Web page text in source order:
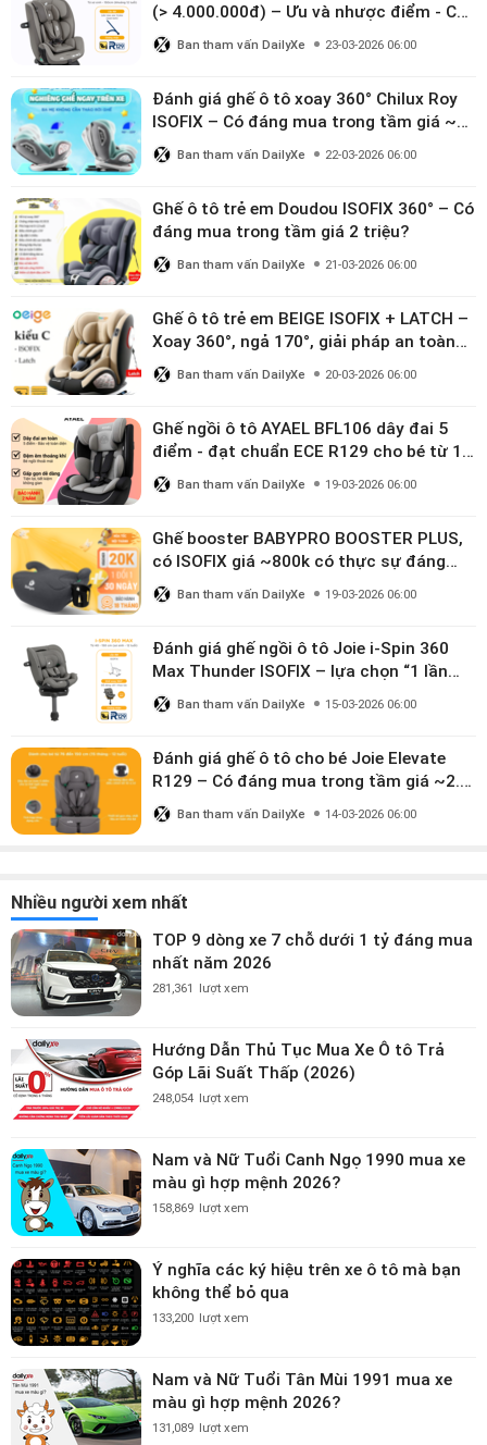
(> 4.000.000đ) – Ưu và nhược điểm - Có
đáng đầu tư cho bé từ 0–12 tuổi?
Ban tham vấn DailyXe 23-03-2026 06:00
Đánh giá ghế ô tô xoay 360° Chilux Roy
ISOFIX – Có đáng mua trong tầm giá ~3
triệu
Ban tham vấn DailyXe 22-03-2026 06:00
Ghế ô tô trẻ em Doudou ISOFIX 360° – Có
đáng mua trong tầm giá 2 triệu?
Ban tham vấn DailyXe 21-03-2026 06:00
Ghế ô tô trẻ em BEIGE ISOFIX + LATCH –
Xoay 360°, ngả 170°, giải pháp an toàn
linh hoạt cho bé 0–10 tuổi
Ban tham vấn DailyXe 20-03-2026 06:00
Ghế ngồi ô tô AYAEL BFL106 dây đai 5
điểm - đạt chuẩn ECE R129 cho bé từ 1–
10 tuổi
Ban tham vấn DailyXe 19-03-2026 06:00
Ghế booster BABYPRO BOOSTER PLUS,
có ISOFIX giá ~800k có thực sự đáng
mua?
Ban tham vấn DailyXe 19-03-2026 06:00
Đánh giá ghế ngồi ô tô Joie i-Spin 360
Max Thunder ISOFIX – lựa chọn “1 lần
dùng đến 12 năm” có đáng giá gần 9
triệu?
Ban tham vấn DailyXe 15-03-2026 06:00
Đánh giá ghế ô tô cho bé Joie Elevate
R129 – Có đáng mua trong tầm giá ~2.8
triệu?
Ban tham vấn DailyXe 14-03-2026 06:00
Nhiều người xem nhất
TOP 9 dòng xe 7 chỗ dưới 1 tỷ đáng mua
nhất năm 2026
281,361 lượt xem
Hướng Dẫn Thủ Tục Mua Xe Ô tô Trả
Góp Lãi Suất Thấp (2026)
248,054 lượt xem
Nam và Nữ Tuổi Canh Ngọ 1990 mua xe
màu gì hợp mệnh 2026?
158,869 lượt xem
Ý nghĩa các ký hiệu trên xe ô tô mà bạn
không thể bỏ qua
133,200 lượt xem
Nam và Nữ Tuổi Tân Mùi 1991 mua xe
màu gì hợp mệnh 2026?
131,089 lượt xem